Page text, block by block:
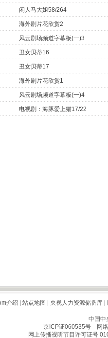
闲人马大姐58/264
海外剧片花欣赏2
风云剧场频道字幕板(一)3
丑女贝蒂16
丑女贝蒂17
海外剧片花欣赏1
风云剧场频道字幕板(一)4
电视剧：海豚爱上猫17/22
介绍 | 站点地图 | 央视人力资源储备库|
中国中
京ICP证060535号网络
网上传播视听节目许可证号